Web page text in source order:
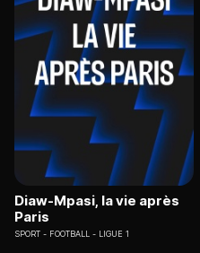
Diaw-Mpasi, la vie après
Paris
SPORT FOOTBALL - LIGUE 1